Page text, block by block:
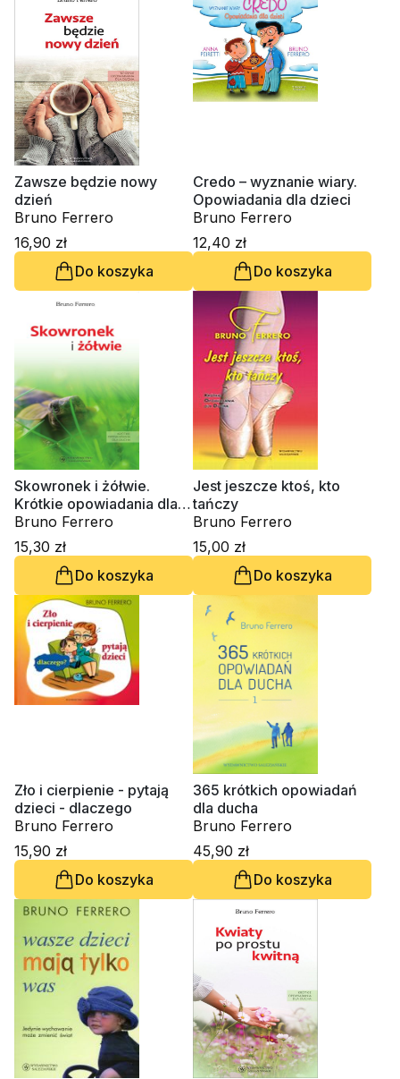
Zawsze będzie nowy
dzień
Bruno Ferrero
16,90 zł
Do koszyka
Credo – wyznanie wiary.
Opowiadania dla dzieci
Bruno Ferrero
12,40 zł
Do koszyka
Skowronek i żółwie.
Krótkie opowiadania dla
ducha
Bruno Ferrero
15,30 zł
Do koszyka
Jest jeszcze ktoś, kto
tańczy
Bruno Ferrero
15,00 zł
Do koszyka
Zło i cierpienie - pytają
dzieci - dlaczego
Bruno Ferrero
15,90 zł
Do koszyka
365 krótkich opowiadań
dla ducha
Bruno Ferrero
45,90 zł
Do koszyka